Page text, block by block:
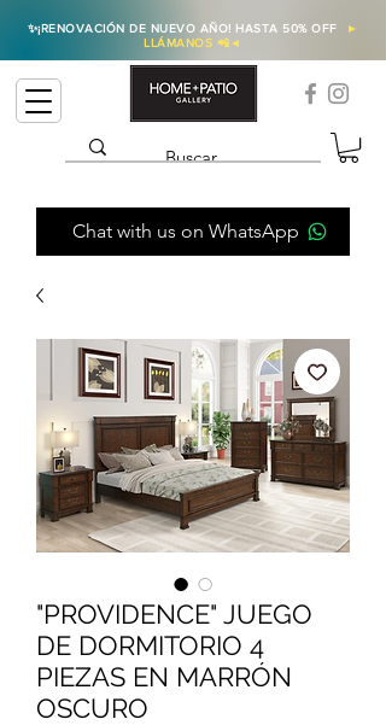
✨¡RENOVACIÓN DE NUEVO AÑO! HASTA 50% OFF
►
LLÁMANOS 📲◄
Chat with us on WhatsApp
"PROVIDENCE" JUEGO
DE DORMITORIO 4
PIEZAS EN MARRÓN
OSCURO